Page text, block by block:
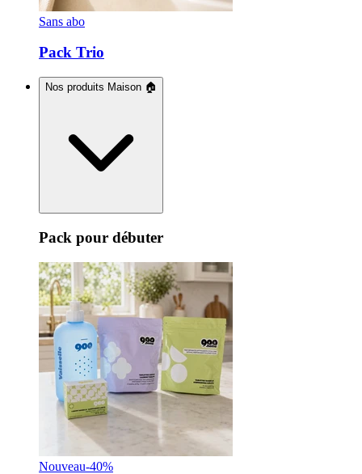
Sans abo
Pack Trio
Nos produits Maison 🏠
Pack pour débuter
Nouveau-40%